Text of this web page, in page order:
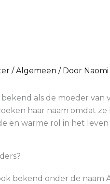
/Algemeen / Door Naomi
bekend als de moeder
haar naam omdat
en warme rol in het
bekend onder de naam